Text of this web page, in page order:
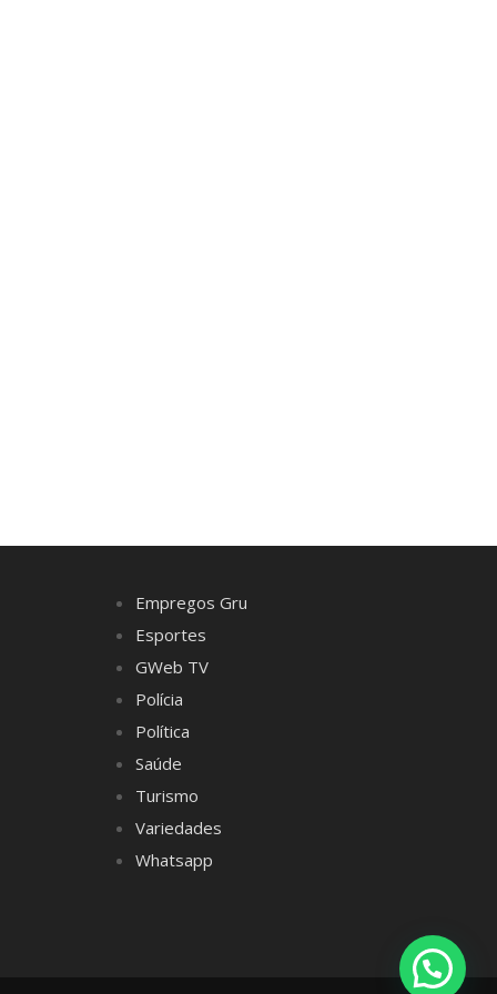
Empregos Gru
Esportes
GWeb TV
Polícia
Política
Saúde
Turismo
Variedades
Whatsapp